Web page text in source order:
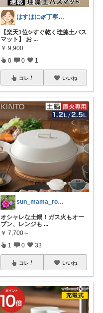
はすはに🌿丁寧な暮らし
【楽天1位✨すぐ乾く珪藻土バス
マット】 お ...
￥ 9,900
0 0 1
コレ いいね
sun_mama_room
オシャレな土鍋！ガス火もオー
ブン、レンジも ...
￥ 7,700～
1 0 33
コレ いいね